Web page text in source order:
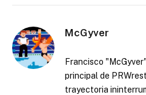
McGyver
Francisco
principal de
trayectoria